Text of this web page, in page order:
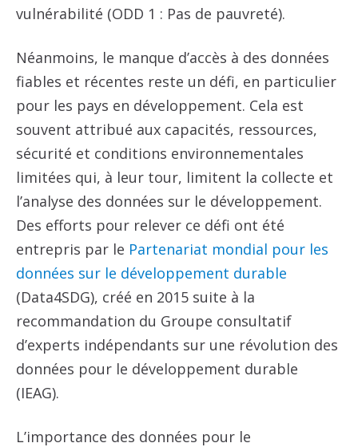
vulnérabilité (ODD 1 : Pas de pauvreté).
Néanmoins, le manque d’accès à des données
fiables et récentes reste un défi, en particulier
pour les pays en développement. Cela est
souvent attribué aux capacités, ressources,
sécurité et conditions environnementales
limitées qui, à leur tour, limitent la collecte et
l’analyse des données sur le développement.
Des efforts pour relever ce défi ont été
entrepris par le Partenariat mondial pour les
données sur le développement durable
(Data4SDG), créé en 2015 suite à la
recommandation du Groupe consultatif
d’experts indépendants sur une révolution des
données pour le développement durable
(IEAG).
L’importance des données pour le